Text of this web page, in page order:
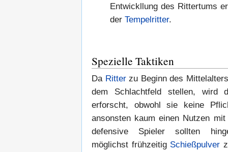
Entwickllung des Rittertums
derTempelritter.
Spezielle Taktiken
Da Ritterzu Beginn des
dem Schlachtfeld stellen, wird
erforscht, obwohl sie keine
ansonsten kaum einen Nutzen
defensive Spieler sollten
möglichst frühzeitig Schießpulver